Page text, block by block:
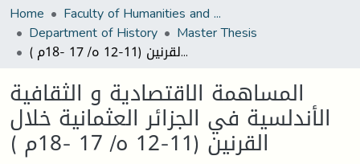
Home
Faculty of Humanities and Social Sciences
Department of History Master Thesis
المساهمة الاقتصادية و الثقافية الأندلسية في الجزائر العثمانية خلال القرنين (11-12 ه/ 17 -18م )
المساهمة الاقتصادية و الثقافية
الأندلسية في الجزائر العثمانية خلال
القرنين (11-12 ه/ 17 -18م )